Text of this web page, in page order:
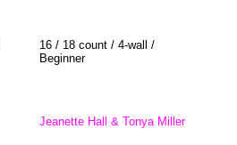
16 / 18 count / 4-wall /
Beginner
Jeanette Hall & Tonya Miller